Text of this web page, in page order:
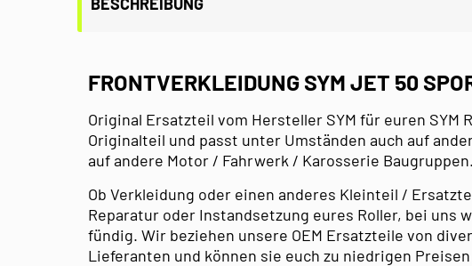
FRONTVERKLEIDUNG SYM JET 50
Original Ersatzteil vom Hersteller SYM für euren SYM
Originalteil und passt unter Umständen auch auf
auf andere Motor / Fahrwerk / Karosserie Baugruppen.
Ob Verkleidung oder einen anderes Kleinteil /
Reparatur oder Instandsetzung eures Roller, bei uns
fündig. Wir beziehen unsere OEM Ersatzteile von
Lieferanten und können sie euch zu niedrigen